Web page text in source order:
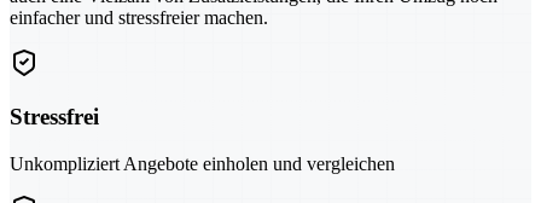
einfacher und stressfreier machen.
Stressfrei
Unkompliziert Angebote einholen und vergleichen